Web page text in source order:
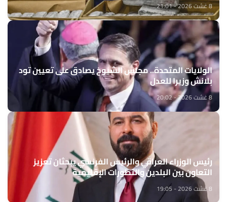
8 غشت 2026 - 21:01
الولايات المتحدة.. مجلس الشيوخ يصادق على تعيين تود
بلانش وزيرا للعدل
8 غشت 2026 - 20:02
رئيس الوزراء العراقي والرئيس الفرنسي يبحثان تعزيز
التعاون بين البلدين والتطورات الإقليمية
8 غشت 2026 - 19:05